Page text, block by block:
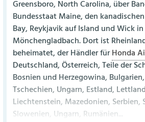
Greensboro, North Carolina, über
Bundesstaat Maine, den
Bay, Reykjavik auf Island und Wick
Mönchengladbach. Dort ist
beheimatet, der Händler fürHonda
Deutschland, Österreich, Teile der
Bosnien und Herzegowina,
Tschechien, Ungarn, Estland,
Liechtenstein, Mazedonien, Serbien,
Slowenien, Ungarn, Rumänien...